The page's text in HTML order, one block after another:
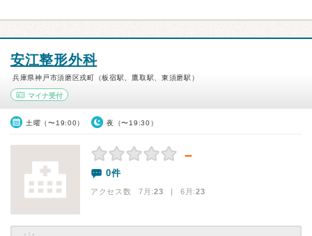
安江整形外科
兵庫県神戸市須磨区戎町（板宿駅、鷹取駅、東須磨駅）
マイナ受付
土曜（〜19:00） 夜（〜19:30）
－
0件
アクセス数 7月:23 | 6月:23